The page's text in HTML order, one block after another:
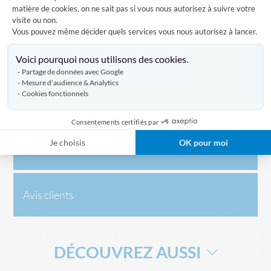
matière de cookies, on ne sait pas si vous nous autorisez à suivre votre
visite ou non.
Vous pouvez même décider quels services vous nous autorisez à lancer.
Voici pourquoi nous utilisons des cookies.
Partage de données avec Google
Mesure d'audience & Analytics
Cookies fonctionnels
Consentements certifiés par
Je choisis OK pour moi
Les promotions sont valables dans la limite
des stocks disponibles
Livraison
Avis clients
DÉCOUVREZ AUSSI